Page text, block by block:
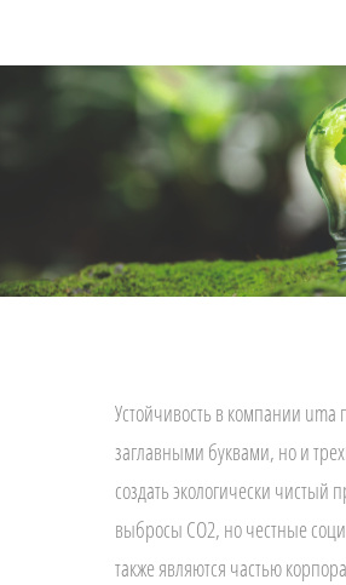
Устойчивость в компании uma
заглавными буквами, но и
создать экологически чистый
выбросы CO2, но честные
также являются частью